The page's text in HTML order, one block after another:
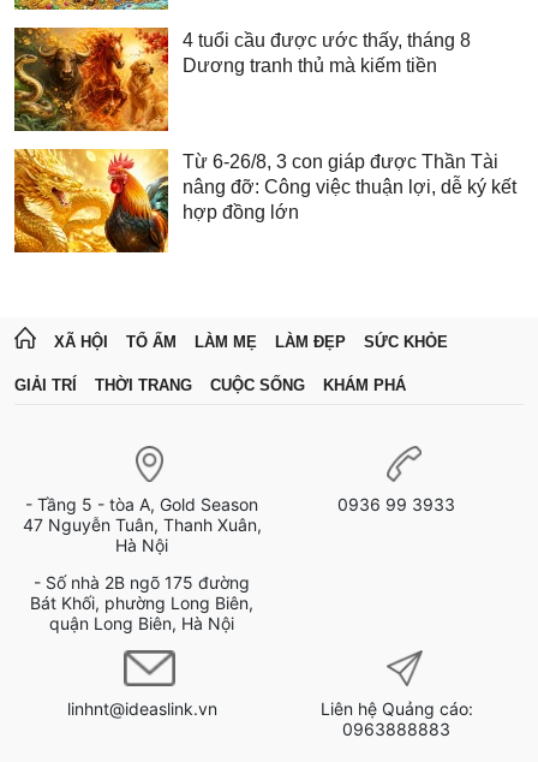
4 tuổi cầu được ước thấy, tháng 8
Dương tranh thủ mà kiếm tiền
Từ 6-26/8, 3 con giáp được Thần Tài
nâng đỡ: Công việc thuận lợi, dễ ký kết
hợp đồng lớn
XÃ HỘI TỔ ẤM LÀM MẸ LÀM ĐẸP SỨC KHỎE
GIẢI TRÍ THỜI TRANG CUỘC SỐNG KHÁM PHÁ
- Tầng 5 - tòa A, Gold Season
47 Nguyễn Tuân, Thanh Xuân,
Hà Nội
- Số nhà 2B ngõ 175 đường
Bát Khối, phường Long Biên,
quận Long Biên, Hà Nội
0936 99 3933
linhnt@ideaslink.vn
Liên hệ Quảng cáo:
0963888883